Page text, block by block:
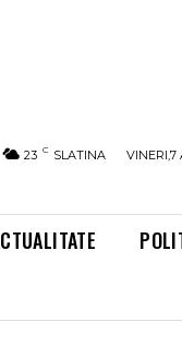
23 C SLATINA VINERI,7